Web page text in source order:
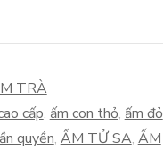
TRÀ
cấp, ấm con thỏ, ấm đỏ
quyền, ẤM TỬ SA, ẤM